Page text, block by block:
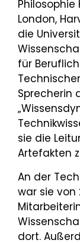
Philosophie
London,
die
für
Sprecherin
sie die
Artefakten
An der
war sie von
dort.